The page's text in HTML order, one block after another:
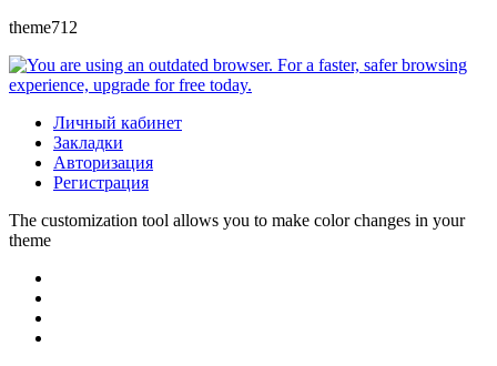
theme712
Личный кабинет
Закладки
Авторизация
Регистрация
The customization tool allows you to make color changes in your
theme